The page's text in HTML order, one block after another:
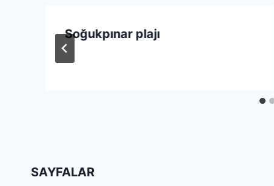
Soğukpınar plajı
SAYFALAR